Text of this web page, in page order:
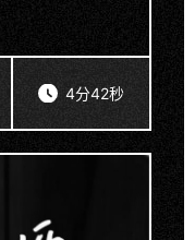
4分42秒